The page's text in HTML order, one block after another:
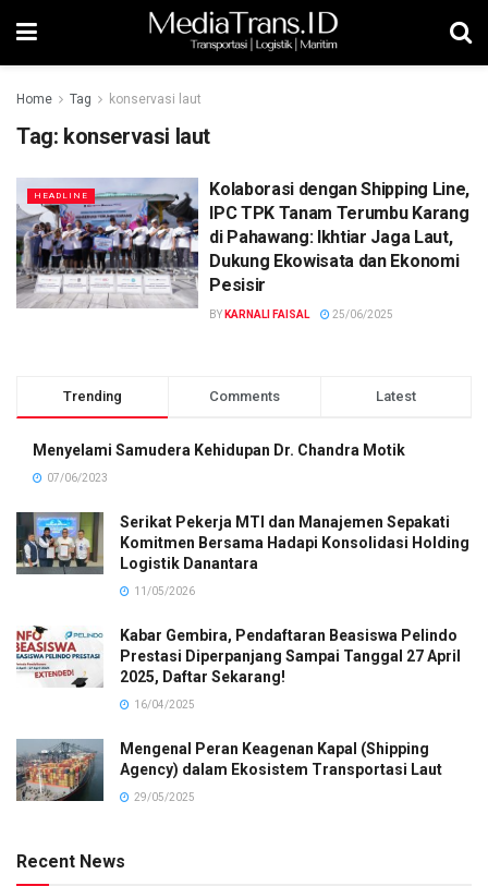
Home Tag konservasi laut
Tag: konservasi laut
HEADLINE
Kolaborasi dengan Shipping Line,
IPC TPK Tanam Terumbu Karang
di Pahawang: Ikhtiar Jaga Laut,
Dukung Ekowisata dan Ekonomi
Pesisir
BY KARNALI FAISAL 25/06/2025
Trending Comments Latest
Menyelami Samudera Kehidupan Dr. Chandra Motik
07/06/2023
Serikat Pekerja MTI dan Manajemen Sepakati
Komitmen Bersama Hadapi Konsolidasi Holding
Logistik Danantara
11/05/2026
Kabar Gembira, Pendaftaran Beasiswa Pelindo
Prestasi Diperpanjang Sampai Tanggal 27 April
2025, Daftar Sekarang!
16/04/2025
Mengenal Peran Keagenan Kapal (Shipping
Agency) dalam Ekosistem Transportasi Laut
29/05/2025
Recent News